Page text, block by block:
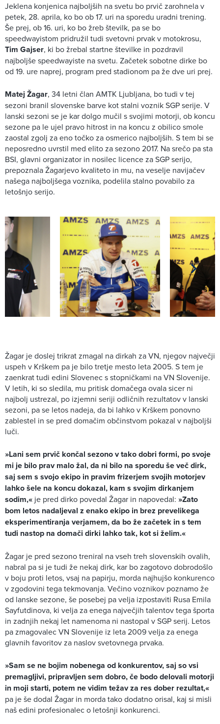
Jeklena konjenica najboljših na svetu bo prvič zarohnela v
petek, 28. aprila, ko bo ob 17. uri na sporedu uradni trening.
Še prej, ob 16. uri, ko bo žreb številk, pa se bo
speedwayistom pridružil tudi svetovni prvak v motokrosu,
Tim Gajser, ki bo žrebal startne številke in pozdravil
najboljše speedwayiste na svetu. Začetek sobotne dirke bo
od 19. ure naprej, program pred stadionom pa že dve uri prej.
Matej Žagar, 34 letni član AMTK Ljubljana, bo tudi v tej
sezoni branil slovenske barve kot stalni voznik SGP serije. V
lanski sezoni se je kar dolgo mučil s svojimi motorji, ob koncu
sezone pa le ujel pravo hitrost in na koncu z obilico smole
zaostal zgolj za eno točko za osmerico najboljših. S tem bi se
neposredno uvrstil med elito za sezono 2017. Na srečo pa sta
BSI, glavni organizator in nosilec licence za SGP serijo,
prepoznala Žagarjevo kvaliteto in mu, na veselje navijačev
našega najboljšega voznika, podelila stalno povabilo za
letošnjo serijo.
Žagar je doslej trikrat zmagal na dirkah za VN, njegov največji
uspeh v Krškem pa je bilo tretje mesto leta 2005. S tem je
zaenkrat tudi edini Slovenec s stopničkami na VN Slovenije.
V letih, ki so sledila, mu pritisk domačega ovala sicer ni
najbolj ustrezal, po izjemni seriji odličnih rezultatov v lanski
sezoni, pa se letos nadeja, da bi lahko v Krškem ponovno
zablestel in se pred domačim občinstvom pokazal v najboljši
luči.
»Lani sem prvič končal sezono v tako dobri formi, po svoje
mi je bilo prav malo žal, da ni bilo na sporedu še več dirk,
saj sem s svojo ekipo in pravim frizerjem svojih motorjev
lahko šele na koncu dokazal, kam s svojim dirkanjem
sodim,« je pred dirko povedal Žagar in napovedal: »Zato
bom letos nadaljeval z enako ekipo in brez prevelikega
eksperimentiranja verjamem, da bo že začetek in s tem
tudi nastop na domači dirki lahko tak, kot si želim.«
Žagar je pred sezono treniral na vseh treh slovenskih ovalih,
nabral pa si je tudi že nekaj dirk, kar bo zagotovo dobrodošlo
v boju proti letos, vsaj na papirju, morda najhujšo konkurenco
v zgodovini tega tekmovanja. Večino voznikov poznamo že
od lanske sezone, še posebej pa velja izpostaviti Rusa Emila
Sayfutdinova, ki velja za enega največjih talentov tega športa
in zadnjih nekaj let namenoma ni nastopal v SGP serij. Letos
pa zmagovalec VN Slovenije iz leta 2009 velja za enega
glavnih favoritov za naslov svetovnega prvaka.
»Sam se ne bojim nobenega od konkurentov, saj so vsi
premagljivi, pripravljen sem dobro, če bodo delovali motorji
in moji starti, potem ne vidim težav za res dober rezultat,«
pa je še dodal Žagar in morda tako dodatno orisal, kaj si misli
naš edini profesionalec o letošnji konkurenci.